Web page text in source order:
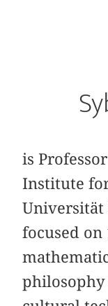
is
Institute
Universität
focused